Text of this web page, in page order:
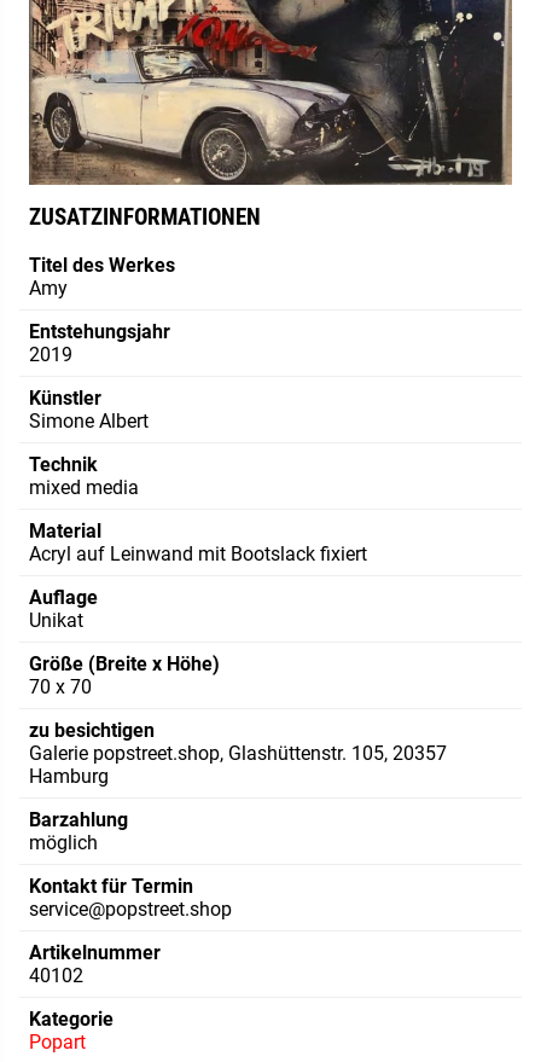
ZUSATZINFORMATIONEN
Titel des Werkes
Amy
Entstehungsjahr
2019
Künstler
Simone Albert
Technik
mixed media
Material
Acryl auf Leinwand mit Bootslack fixiert
Auflage
Unikat
Größe (Breite x Höhe)
70 x 70
zu besichtigen
Galerie popstreet.shop, Glashüttenstr. 105, 20357
Hamburg
Barzahlung
möglich
Kontakt für Termin
service@popstreet.shop
Artikelnummer
40102
Kategorie
Popart